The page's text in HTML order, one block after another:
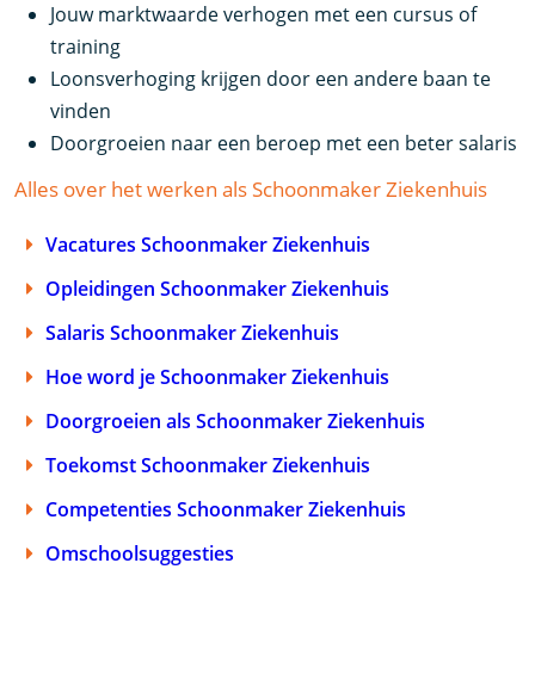
Jouw marktwaarde verhogen met een cursus of
training
Loonsverhoging krijgen door een andere baan te
vinden
Doorgroeien naar een beroep met een beter salaris
Alles over het werken als Schoonmaker Ziekenhuis
Vacatures Schoonmaker Ziekenhuis
Opleidingen Schoonmaker Ziekenhuis
Salaris Schoonmaker Ziekenhuis
Hoe word je Schoonmaker Ziekenhuis
Doorgroeien als Schoonmaker Ziekenhuis
Toekomst Schoonmaker Ziekenhuis
Competenties Schoonmaker Ziekenhuis
Omschoolsuggesties